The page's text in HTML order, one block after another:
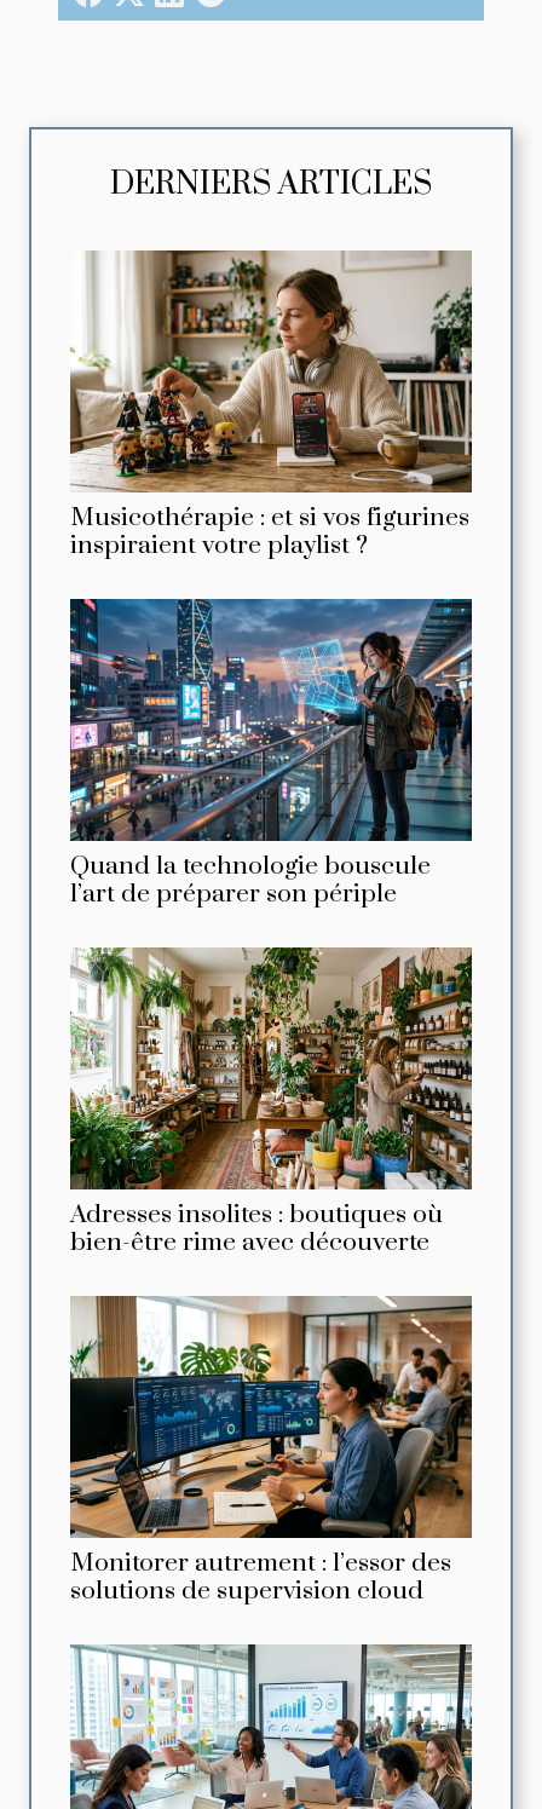
DERNIERS ARTICLES
Musicothérapie : et si vos figurines
inspiraient votre playlist ?
Quand la technologie bouscule
l’art de préparer son périple
Adresses insolites : boutiques où
bien-être rime avec découverte
Monitorer autrement : l’essor des
solutions de supervision cloud